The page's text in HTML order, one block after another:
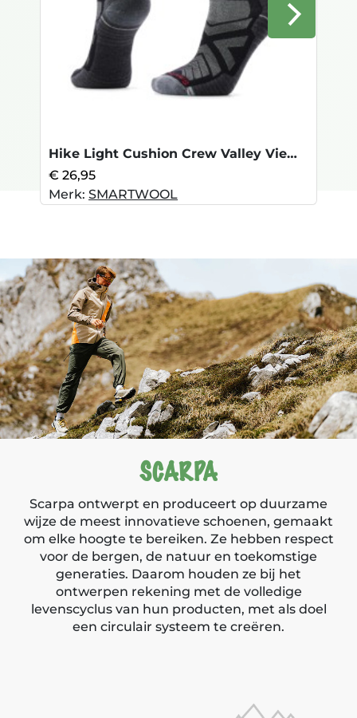
Hike Light Cushion Crew Valley View-Blac
€ 26,95
Merk: SMARTWOOL
SCARPA
Scarpa ontwerpt en produceert op duurzame
wijze de meest innovatieve schoenen, gemaakt
om elke hoogte te bereiken. Ze hebben respect
voor de bergen, de natuur en toekomstige
generaties. Daarom houden ze bij het
ontwerpen rekening met de volledige
levenscyclus van hun producten, met als doel
een circulair systeem te creëren.